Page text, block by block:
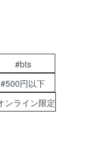
#bts
#500円以下
ンライン限定